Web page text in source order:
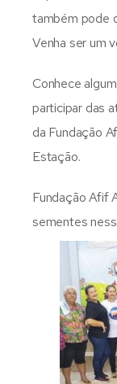
também pode
Venha ser um
Conhece
participar das
da Fundação
Estação.
Fundação Afif
sementes